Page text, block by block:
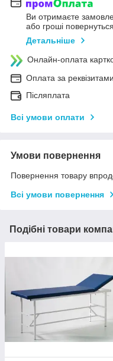
Ви отримаєте
або гроші
Детальніше
Онлайн-оплата
Оплата за реквізитами
Післяплата
Всі умови оплати
Умови повернення
Повернення товару
Всі умови повернення
Подібні товари